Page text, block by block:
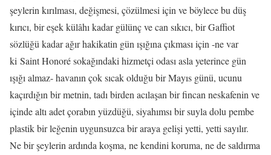
şeylerin kırılması, değişmesi, çözülmesi için ve böylece bu düş
kırıcı, bir eşek külâhı kadar gülünç ve can sıkıcı, bir Gaffiot
sözlüğü kadar ağır hakikatin gün ışığına çıkması için -ne var
ki Saint Honoré sokağındaki hizmetçi odası asla yeterince gün
ışığı almaz- havanın çok sıcak olduğu bir Mayıs günü, ucunu
kaçırdığın bir metnin, tadı birden acılaşan bir fincan neskafenin ve
içinde altı adet çorabın yüzdüğü, siyahımsı bir suyla dolu pembe
plastik bir leğenin uygunsuzca bir araya gelişi yetti, yetti sayılır.
Ne bir şeylerin ardında koşma, ne kendini koruma, ne de saldırma